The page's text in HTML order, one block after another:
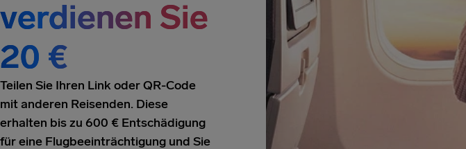
verdienen Sie
20 €
Teilen Sie Ihren Link oder QR-Code
mit anderen Reisenden. Diese
erhalten bis zu 600 € Entschädigung
für eine Flugbeeinträchtigung und Sie